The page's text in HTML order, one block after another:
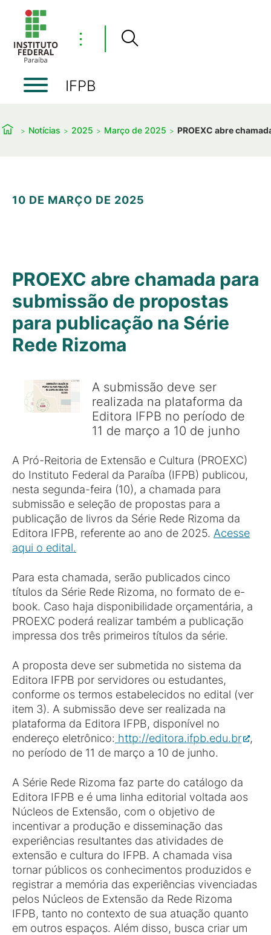
⋮
IFPB
Notícias 2025 Março de 2025 PROEXC abre
10 DE MARÇO DE 2025
PROEXC abre chamada para
submissão de propostas
para publicação na Série
Rede Rizoma
A submissão deve ser
realizada na plataforma da
Editora IFPB no período de
11 de março a 10 de junho
A Pró-Reitoria de Extensão e Cultura (PROEXC)
do Instituto Federal da Paraíba (IFPB) publicou,
nesta segunda-feira (10), a chamada para
submissão e seleção de propostas para a
publicação de livros da Série Rede Rizoma da
Editora IFPB, referente ao ano de 2025. Acesse
aqui o edital.
Para esta chamada, serão publicados cinco
títulos da Série Rede Rizoma, no formato de e-
book. Caso haja disponibilidade orçamentária, a
PROEXC poderá realizar também a publicação
impressa dos três primeiros títulos da série.
A proposta deve ser submetida no sistema da
Editora IFPB por servidores ou estudantes,
conforme os termos estabelecidos no edital (ver
item 3). A submissão deve ser realizada na
plataforma da Editora IFPB, disponível no
endereço eletrônico: http://editora.ifpb.edu.br
,
no período de 11 de março a 10 de junho.
A Série Rede Rizoma faz parte do catálogo da
Editora IFPB e é uma linha editorial voltada aos
Núcleos de Extensão, com o objetivo de
incentivar a produção e disseminação das
experiências resultantes das atividades de
extensão e cultura do IFPB. A chamada visa
tornar públicos os conhecimentos produzidos e
registrar a memória das experiências vivenciadas
pelos Núcleos de Extensão da Rede Rizoma
IFPB, tanto no contexto de sua atuação quanto
em outros espaços. Além disso, busca criar um